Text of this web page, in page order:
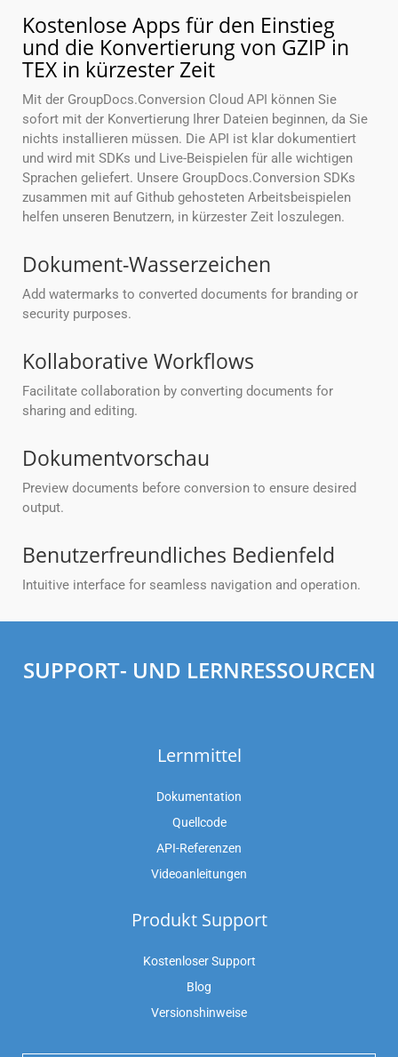
Kostenlose Apps für den Einstieg
und die Konvertierung von GZIP in
TEX in kürzester Zeit
Mit der GroupDocs.Conversion Cloud API können Sie
sofort mit der Konvertierung Ihrer Dateien beginnen, da Sie
nichts installieren müssen. Die API ist klar dokumentiert
und wird mit SDKs und Live-Beispielen für alle wichtigen
Sprachen geliefert. Unsere GroupDocs.Conversion SDKs
zusammen mit auf Github gehosteten Arbeitsbeispielen
helfen unseren Benutzern, in kürzester Zeit loszulegen.
Dokument-Wasserzeichen
Add watermarks to converted documents for branding or
security purposes.
Kollaborative Workflows
Facilitate collaboration by converting documents for
sharing and editing.
Dokumentvorschau
Preview documents before conversion to ensure desired
output.
Benutzerfreundliches Bedienfeld
Intuitive interface for seamless navigation and operation.
SUPPORT- UND LERNRESSOURCEN
Lernmittel
Dokumentation
Quellcode
API-Referenzen
Videoanleitungen
Produkt Support
Kostenloser Support
Blog
Versionshinweise